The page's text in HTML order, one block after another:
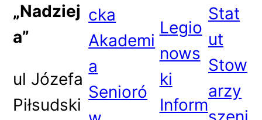
„Nadziej
a”
ul Józefa
Piłsudski
cka
Akademi
a
Senioró
Legio
nows
ki
Inform
Stat
ut
Stow
arzy